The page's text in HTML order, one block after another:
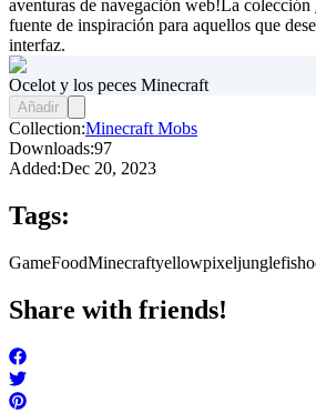
aventuras de navegación web!La colección
fuente de inspiración para aquellos que
interfaz.
Ocelot y los peces Minecraft
Añadir
Collection:Minecraft Mobs
Downloads:97
Added:Dec 20, 2023
Tags:
GameFoodMinecraftyellowpixeljunglefish
Share with friends!